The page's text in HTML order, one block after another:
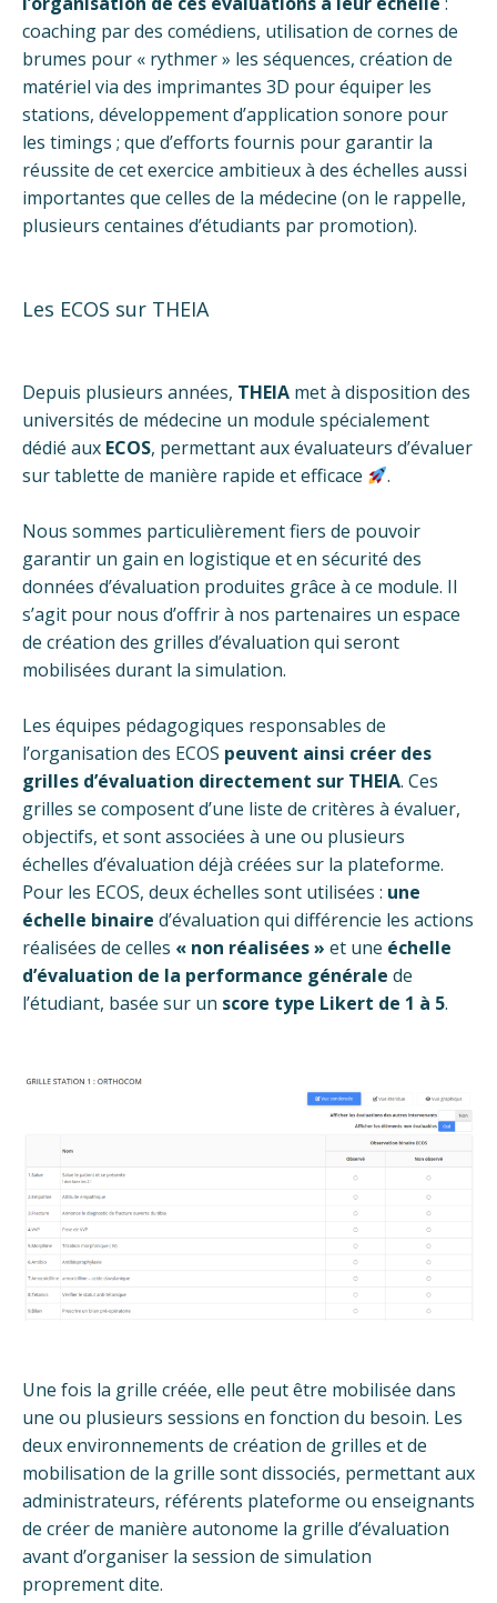
coaching par des comédiens, utilisation de cornes de
brumes pour « rythmer » les séquences, création de
matériel via des imprimantes 3D pour équiper les
stations, développement d’application sonore pour
les timings ; que d’efforts fournis pour garantir la
réussite de cet exercice ambitieux à des échelles aussi
importantes que celles de la médecine (on le rappelle,
plusieurs centaines d’étudiants par promotion).
Les ECOS sur THEIA
Depuis plusieurs années, THEIA met à disposition des
universités de médecine un module spécialement
dédié aux ECOS, permettant aux évaluateurs d’évaluer
sur tablette de manière rapide et efficace
.
Nous sommes particulièrement fiers de pouvoir
garantir un gain en logistique et en sécurité des
données d’évaluation produites grâce à ce module. Il
s’agit pour nous d’offrir à nos partenaires un espace
de création des grilles d’évaluation qui seront
mobilisées durant la simulation.
Les équipes pédagogiques responsables de
l’organisation des ECOS peuvent ainsi créer des
grilles d’évaluation directement sur THEIA. Ces
grilles se composent d’une liste de critères à évaluer,
objectifs, et sont associées à une ou plusieurs
échelles d’évaluation déjà créées sur la plateforme.
Pour les ECOS, deux échelles sont utilisées : une
échelle binaire d’évaluation qui différencie les actions
réalisées de celles « non réalisées » et une échelle
d’évaluation de la performance générale de
l’étudiant, basée sur un score type Likert de 1 à 5.
Une fois la grille créée, elle peut être mobilisée dans
une ou plusieurs sessions en fonction du besoin. Les
deux environnements de création de grilles et de
mobilisation de la grille sont dissociés, permettant aux
administrateurs, référents plateforme ou enseignants
de créer de manière autonome la grille d’évaluation
avant d’organiser la session de simulation
proprement dite.